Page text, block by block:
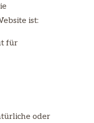
ist:
für
oder